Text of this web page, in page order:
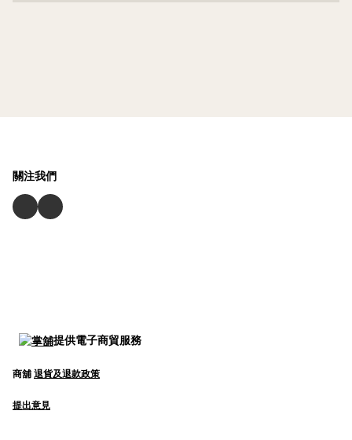
關注我們
提供電子商貿服務
商舖 退貨及退款政策
提出意見